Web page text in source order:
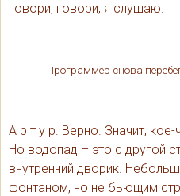
говори, говори, я слушаю.
Программер снова
А р т у р. Верно. Значит, кое-
Но водопад – это с другой
внутренний дворик.
фонтаном, но не бьющим